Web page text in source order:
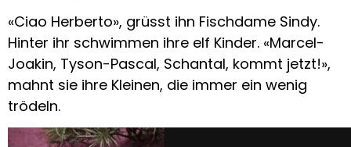
«Ciao Herberto», grüsst ihn Fischdame Sindy.
Hinter ihr schwimmen ihre elf Kinder. «Marcel-
Joakin, Tyson-Pascal, Schantal, kommt jetzt!»,
mahnt sie ihre Kleinen, die immer ein wenig
trödeln.